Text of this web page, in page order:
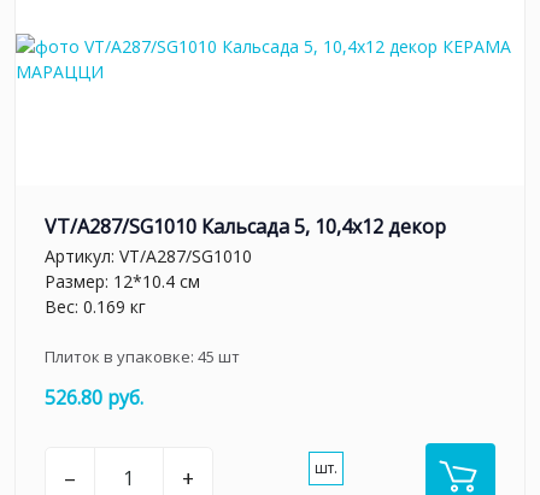
VT/A287/SG1010 Кальсада 5, 10,4х12 декор
Артикул: VT/A287/SG1010
Размер: 12*10.4 см
Вес: 0.169 кг
Плиток в упаковке: 45 шт
526.80 руб.
– + шт.